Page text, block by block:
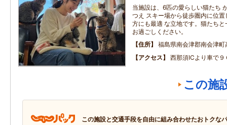
当施設は、6匹の愛らしい猫たち
つえ スキー場から徒歩圏内に位
方にも最適 な立地です。猫たち
お過ごしください。
住所
福島県南会津郡南会津町
アクセス
西那須ICより車で９
この施
この施設と交通手段を自由に組み合わせたおトクな